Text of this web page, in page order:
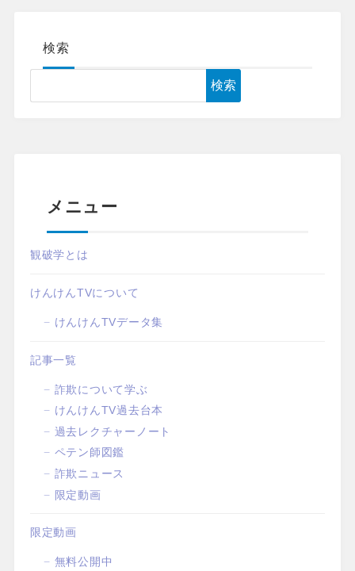
検索
検索
メニュー
観破学とは
けんけんTVについて
けんけんTVデータ集
記事一覧
詐欺について学ぶ
けんけんTV過去台本
過去レクチャーノート
ペテン師図鑑
詐欺ニュース
限定動画
限定動画
無料公開中